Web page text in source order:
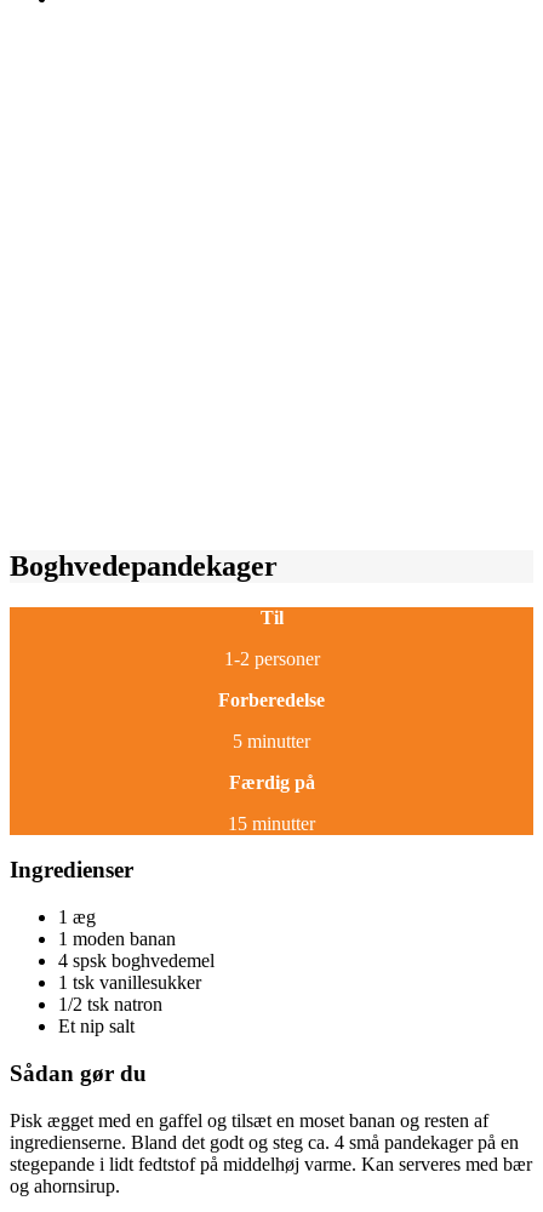
Boghvedepandekager
Til
1-2 personer
Forberedelse
5 minutter
Færdig på
15 minutter
Ingredienser
1 æg
1 moden banan
4 spsk boghvedemel
1 tsk vanillesukker
1/2 tsk natron
Et nip salt
Sådan gør du
Pisk ægget med en gaffel og tilsæt en moset banan og resten af
ingredienserne. Bland det godt og steg ca. 4 små pandekager på en
stegepande i lidt fedtstof på middelhøj varme. Kan serveres med bær
og ahornsirup.